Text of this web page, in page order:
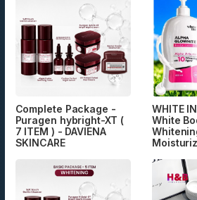
Complete Package -
Puragen hybright-XT (
7 ITEM ) - DAVIENA
SKINCARE
WHITE
White